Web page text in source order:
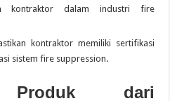
kontraktor dalam industri fire
kontraktor memiliki sertifikasi
sistem fire suppression.
Produk dari